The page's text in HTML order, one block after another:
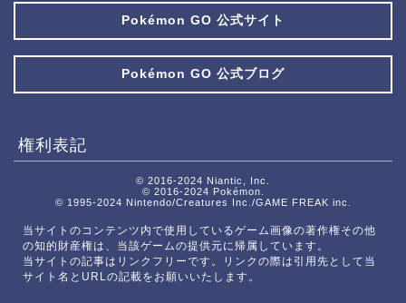
Pokémon GO 公式サイト
Pokémon GO 公式ブログ
権利表記
© 2016-2024 Niantic, Inc.
© 2016-2024 Pokémon.
© 1995-2024 Nintendo/Creatures Inc./GAME FREAK inc.
当サイトのコンテンツ内で使用しているゲーム画像の著作権その他
の知的財産権は、当該ゲームの提供元に帰属しています。
当サイトの記事はリンクフリーです。リンクの際は引用先として当
サイト名とURLの記載をお願いいたします。